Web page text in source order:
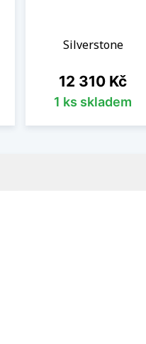
Silverstone
Cena
12 310 Kč
1 ks skladem